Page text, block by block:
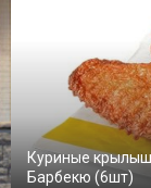
Куриные
Барбекю (6шт)